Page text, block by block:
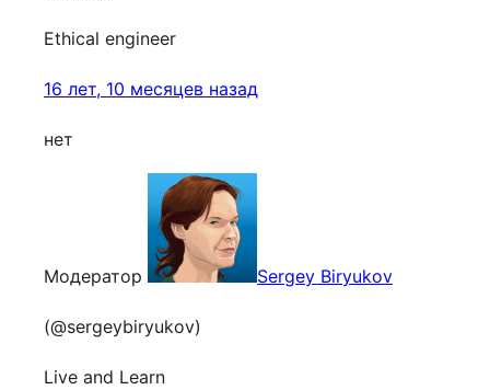
Ethical engineer
16 лет, 10 месяцев назад
нет
Модератор Sergey Biryukov
(@sergeybiryukov)
Live and Learn